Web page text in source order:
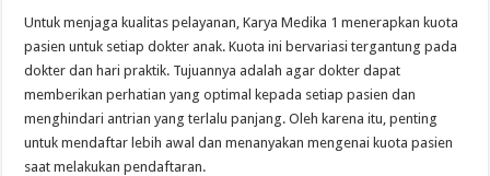
Untuk menjaga kualitas pelayanan, Karya Medika 1 menerapkan kuota
pasien untuk setiap dokter anak. Kuota ini bervariasi tergantung pada
dokter dan hari praktik. Tujuannya adalah agar dokter dapat
memberikan perhatian yang optimal kepada setiap pasien dan
menghindari antrian yang terlalu panjang. Oleh karena itu, penting
untuk mendaftar lebih awal dan menanyakan mengenai kuota pasien
saat melakukan pendaftaran.